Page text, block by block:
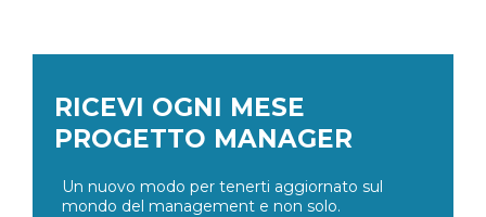
RICEVI OGNI MESE
PROGETTO MANAGER
Un nuovo modo per tenerti aggiornato sul
mondo del management e non solo.